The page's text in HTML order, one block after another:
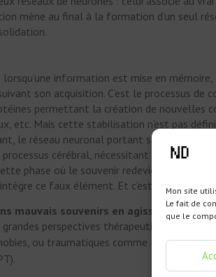
Mon site
Le fait de
que le
mène au final à la formation d’un seul
lorsqu’une information est mise en
son acquisition. C’est le processus de
permettant la création de nouvelles
etc. Mais cette stabilisation n’est pas
le réseau neuronal portant sa trace
cérébral, nécessitant également
phase où le souvenir redevient fragile,
ce faux élément. Et c’est le faux
mauvais souvenirs en agissant sur ce
perspectives thérapeutiques pour
ou traumatiques comme le